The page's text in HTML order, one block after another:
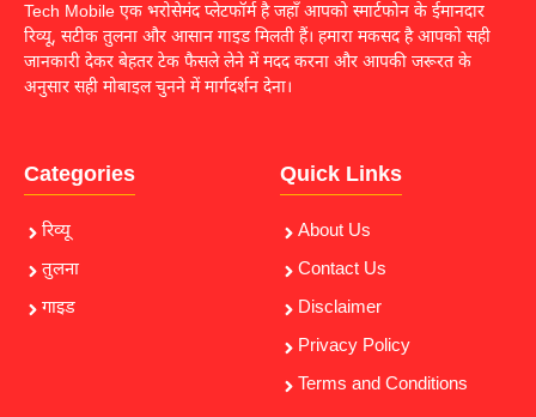
Tech Mobile एक भरोसेमंद प्लेटफॉर्म है जहाँ आपको स्मार्टफोन के ईमानदार
रिव्यू, सटीक तुलना और आसान गाइड मिलती हैं। हमारा मकसद है आपको सही
जानकारी देकर बेहतर टेक फैसले लेने में मदद करना और आपकी जरूरत के
अनुसार सही मोबाइल चुनने में मार्गदर्शन देना।
Categories
रिव्यू
तुलना
गाइड
Quick Links
About Us
Contact Us
Disclaimer
Privacy Policy
Terms and Conditions